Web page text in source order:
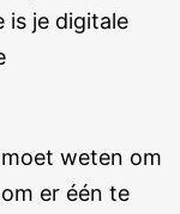
is je digitale
weten om
er één te